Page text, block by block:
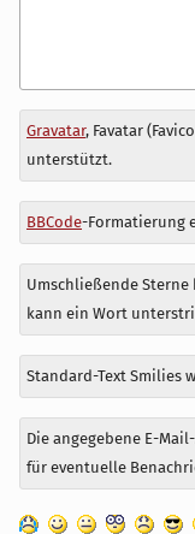
Antwort
zu
Gravatar, Favatar
unterstützt.
BBCode-Formatierung
Umschließende Sterne
kann ein Wort
Standard-Text Smilies
Die angegebene E-
für eventuelle